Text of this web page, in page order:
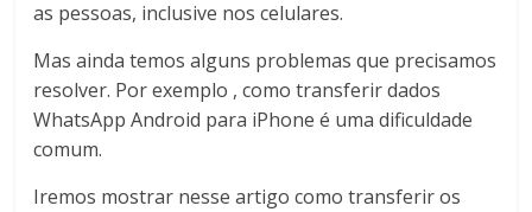
as pessoas, inclusive nos celulares.
Mas ainda temos alguns problemas que precisamos
resolver. Por exemplo , como transferir dados
WhatsApp Android para iPhone é uma dificuldade
comum.
Iremos mostrar nesse artigo como transferir os